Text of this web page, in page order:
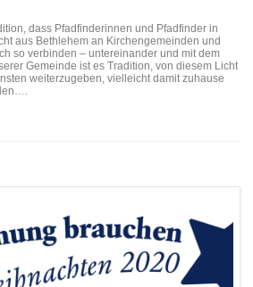
dass Pfadfinderinnen und Pfadfinder in
aus Bethlehem an Kirchengemeinden und
so verbinden – untereinander und mit dem
Gemeinde ist es Tradition, von diesem Licht
weiterzugeben, vielleicht damit zuhause